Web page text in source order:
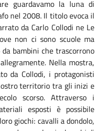
guardavamo la luna di
nel 2008. Il titolo evoca il
da Carlo Collodi ne Le
non ci sono scuole ma
bambini che trascorrono
Nella mostra,
da Collodi, i protagonisti
territorio tra gli inizi e
scorso. Attraverso i
esposti è possibile
giochi: cavalli a dondolo,